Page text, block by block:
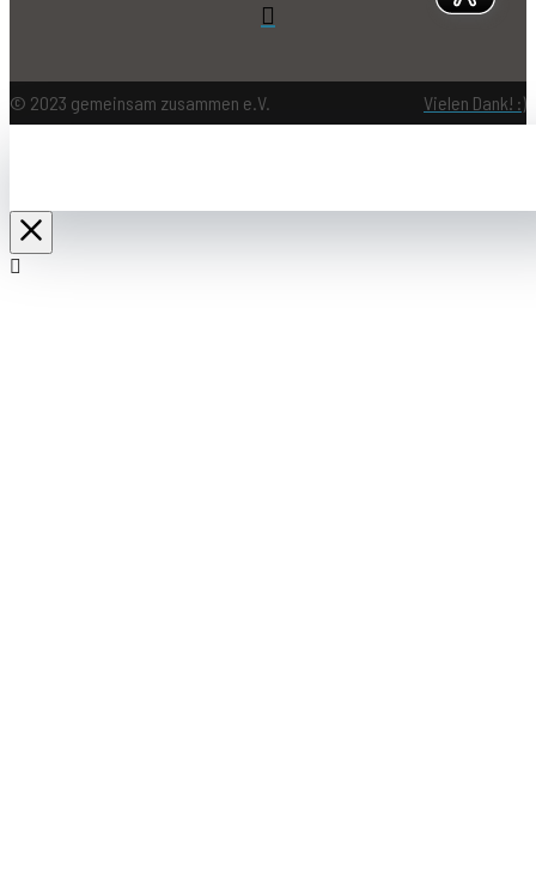
© 2023 gemeinsam zusammen e.V. Vielen Dank! :)